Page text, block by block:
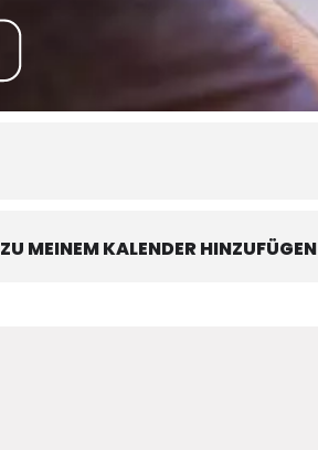
ZU MEINEM KALENDER HINZUFÜGEN